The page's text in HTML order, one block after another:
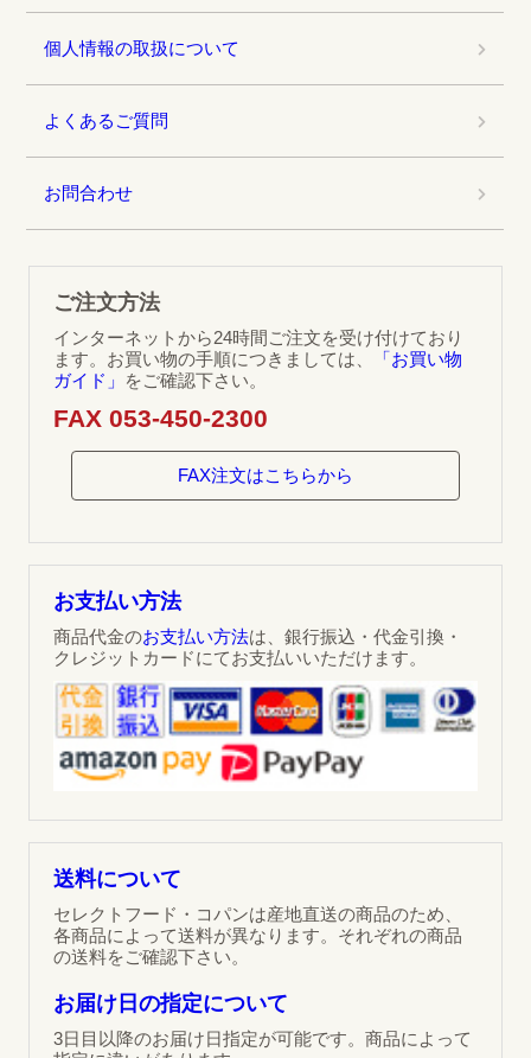
個人情報の取扱について
よくあるご質問
お問合わせ
ご注文方法
インターネットから24時間ご注文を受け付けており
ます。お買い物の手順につきましては、
「お買い物
ガイド」
をご確認下さい。
FAX 053-450-2300
FAX注文はこちらから
お支払い方法
商品代金のお支払い方法は、銀行振込・代金引換・
クレジットカードにてお支払いいただけます。
送料について
セレクトフード・コパンは産地直送の商品のため、
各商品によって送料が異なります。それぞれの商品
の送料をご確認下さい。
お届け日の指定について
3日目以降のお届け日指定が可能です。商品によって